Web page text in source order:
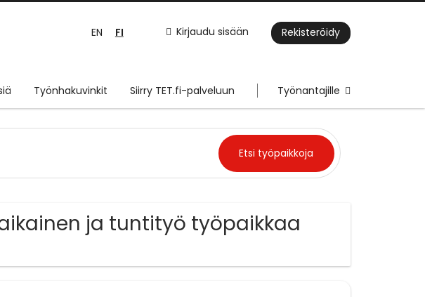
Kirjaudu sisään Rekisteröidy
EN FI
Työnhakuvinkit Siirry TET.fi-palveluun Työnantajille
ja tuntityö työpaikkaa